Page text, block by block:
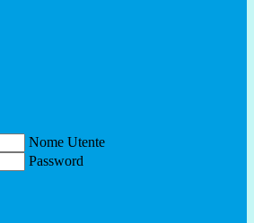
Nome Utente
Password